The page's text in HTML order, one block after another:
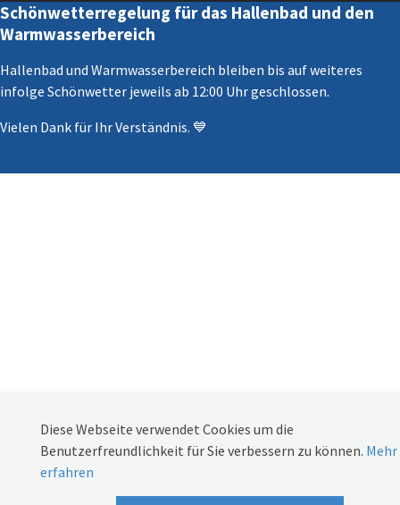
Schönwetterregelung für das Hallenbad und den
Warmwasserbereich
Hallenbad und Warmwasserbereich bleiben bis auf weiteres
infolge Schönwetter jeweils ab 12:00 Uhr geschlossen.
Vielen Dank für Ihr Verständnis. 💙
Diese Webseite verwendet Cookies um die
Benutzerfreundlichkeit für Sie verbessern zu können. Mehr
erfahren